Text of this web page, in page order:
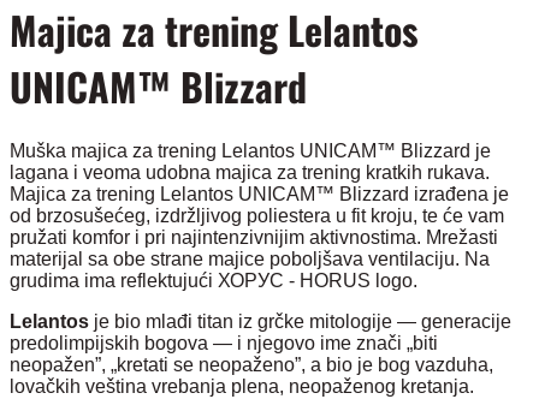
Majica za trening Lelantos
UNICAM™ Blizzard
Muška majica za trening Lelantos UNICAM™ Blizzard je
lagana i veoma udobna majica za trening kratkih rukava.
Majica za trening Lelantos UNICAM™ Blizzard izrađena je
od brzosušećeg, izdržljivog poliestera u fit kroju, te će vam
pružati komfor i pri najintenzivnijim aktivnostima. Mrežasti
materijal sa obe strane majice poboljšava ventilaciju. Na
grudima ima reflektujući ХОРУС - HORUS logo.
Lelantos je bio mlađi titan iz grčke mitologije — generacije
predolimpijskih bogova — i njegovo ime znači „biti
neopažen”, „kretati se neopaženo”, a bio je bog vazduha,
lovačkih veština vrebanja plena, neopaženog kretanja.